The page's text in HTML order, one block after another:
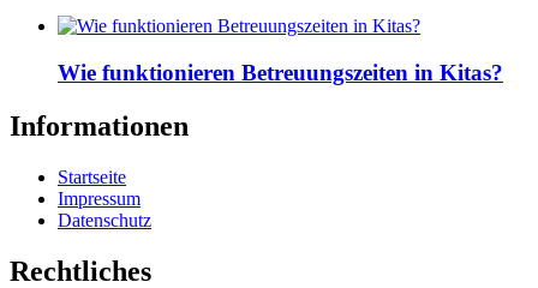
Wie funktionieren Betreuungszeiten in Kitas?
Informationen
Startseite
Impressum
Datenschutz
Rechtliches